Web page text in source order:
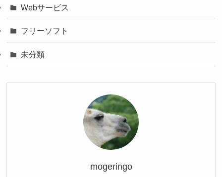
Webサービス
フリーソフト
未分類
mogeringo